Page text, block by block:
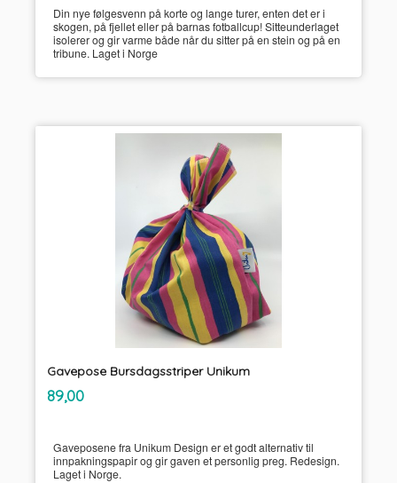
Din nye følgesvenn på korte og lange turer, enten det er i
skogen, på fjellet eller på barnas fotballcup! Sitteunderlaget
isolerer og gir varme både når du sitter på en stein og på en
tribune. Laget i Norge
Gavepose Bursdagsstriper Unikum
Pris
89,00mva.
Gaveposene fra Unikum Design er et godt alternativ til
innpakningspapir og gir gaven et personlig preg. Redesign.
Laget i Norge.